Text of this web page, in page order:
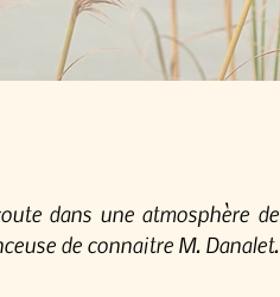
dans une atmosphère de
de connaître M. Danalet.